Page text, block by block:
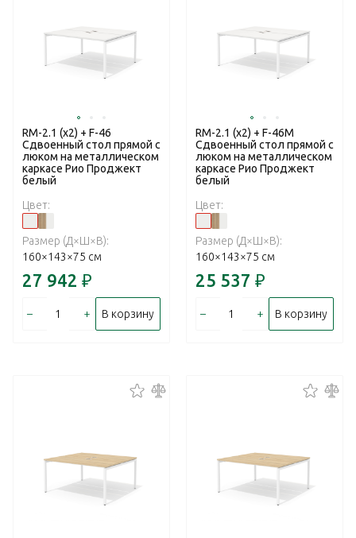
RM-2.1 (x2) + F-46
Сдвоенный стол прямой с
люком на металлическом
каркасе Рио Проджект
белый
Цвет:
Размер (Д×Ш×В):
160×143×75 см
27 942 ₽
– + В корзину
RM-2.1 (x2) + F-46M
Сдвоенный стол прямой с
люком на металлическом
каркасе Рио Проджект
белый
Цвет:
Размер (Д×Ш×В):
160×143×75 см
25 537 ₽
– + В корзину